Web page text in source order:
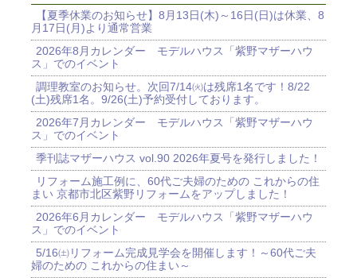
【夏季休業のお知らせ】8月13日(木)～16日(日)は休業、8
月17日(月)より通常営業
2026年8月カレンダー モデルハウス「紫野マザーハウ
ス」でのイベント
調理教室のお知らせ。次回7/14㈫は残席1名です！8/22
(土)残席1名。9/26(土)予約受付しております。
2026年7月カレンダー モデルハウス「紫野マザーハウ
ス」でのイベント
季刊誌マザーハウス vol.90 2026年夏号を発行しました！
リフォーム施工例に、60代ご夫婦のための これからの住
まい 京都市北区紫野リフォームをアップしました！
2026年6月カレンダー モデルハウス「紫野マザーハウ
ス」でのイベント
5/16㈯リフォーム完成見学会を開催します！～60代ご夫
婦のための これからの住まい～